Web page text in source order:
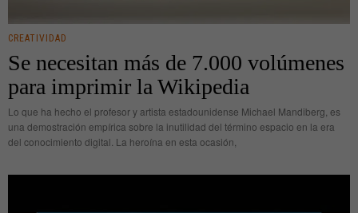
CREATIVIDAD
Se necesitan más de 7.000 volúmenes
para imprimir la Wikipedia
Lo que ha hecho el profesor y artista estadounidense Michael Mandiberg, es
una demostración empírica sobre la inutilidad del término espacio en la era
del conocimiento digital. La heroína en esta ocasión,